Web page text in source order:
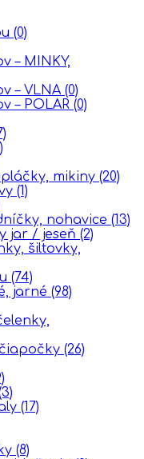
(0)
– MINKY,
– VLNA (0)
– POLAR (0)
mikiny (20)
(1)
nohavice (13)
jar / jeseň (2)
šiltovky,
(74)
jarné (98)
(26)
(17)
(8)